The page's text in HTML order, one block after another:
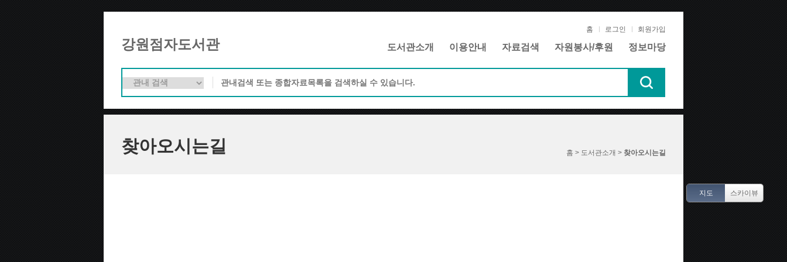
강원점자도서관
홈 로그인 회원가입
도서관소개 이용안내 자료검색 자원봉사/후원 정보마당
찾아오시는길 홈 > 도서관소개 > 찾아오시는길
지도 스카이뷰